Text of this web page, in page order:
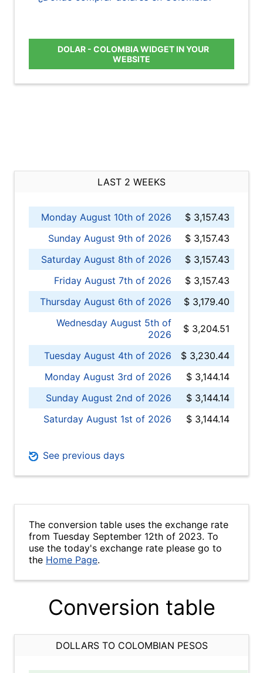
DOLAR - COLOMBIA WIDGET IN YOUR
WEBSITE
LAST 2 WEEKS
Monday August 10th of 2026
$ 3,157.43
Sunday August 9th of 2026
$ 3,157.43
Saturday August 8th of 2026
$ 3,157.43
Friday August 7th of 2026
$ 3,157.43
Thursday August 6th of 2026
$ 3,179.40
Wednesday August 5th of
2026
$ 3,204.51
Tuesday August 4th of 2026
$ 3,230.44
Monday August 3rd of 2026
$ 3,144.14
Sunday August 2nd of 2026
$ 3,144.14
Saturday August 1st of 2026
$ 3,144.14
See previous days
The conversion table uses the exchange rate
from Tuesday September 12th of 2023. To
use the today's exchange rate please go to
the Home Page.
Conversion table
DOLLARS TO COLOMBIAN PESOS